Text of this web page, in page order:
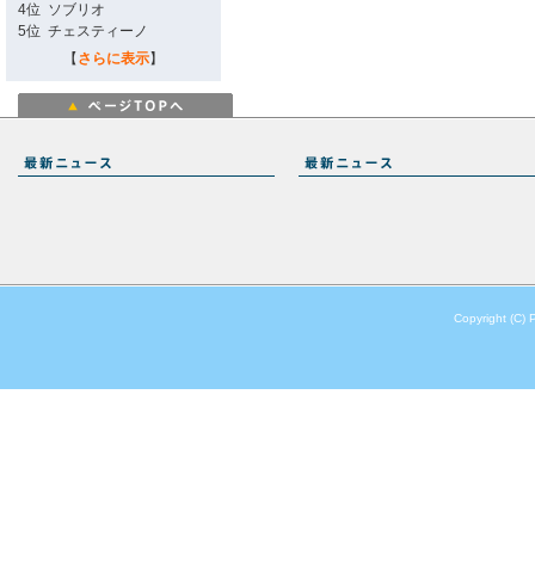
4位 ソブリオ
5位 チェスティーノ
【 さらに表示】
Copyright (C)